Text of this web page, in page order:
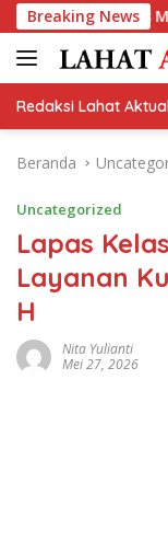
Langsung
ke
konten
Breaking News
Miliar,
Redaksi Lahat Aktual
Beranda
Uncategorized
Lapas
Layanan
H
Nita Yulianti
Mei 27, 2026